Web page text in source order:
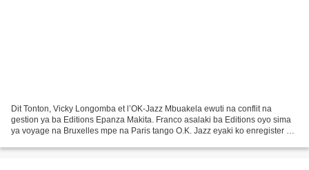
Dit Tonton, Vicky Longomba et l’OK-Jazz Mbuakela ewuti na conflit na
gestion ya ba Editions Epanza Makita. Franco asalaki ba Editions oyo sima
ya voyage na Bruxelles mpe na Paris tango O.K. Jazz eyaki ko enregister na